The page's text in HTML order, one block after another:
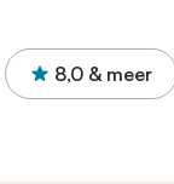
8,0 & meer